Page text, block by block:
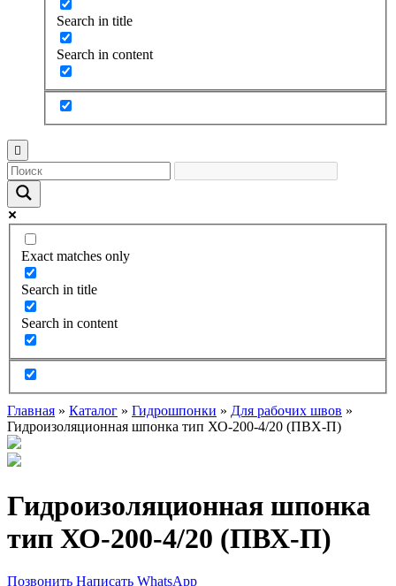
Search in title
Search in content
Exact matches only
Search in title
Search in content
Главная » Каталог » Гидрошпонки » Для рабочих швов »
Гидроизоляционная шпонка тип ХО-200-4/20 (ПВХ-П)
Гидроизоляционная шпонка
тип ХО-200-4/20 (ПВХ-П)
Позвонить Написать WhatsApp